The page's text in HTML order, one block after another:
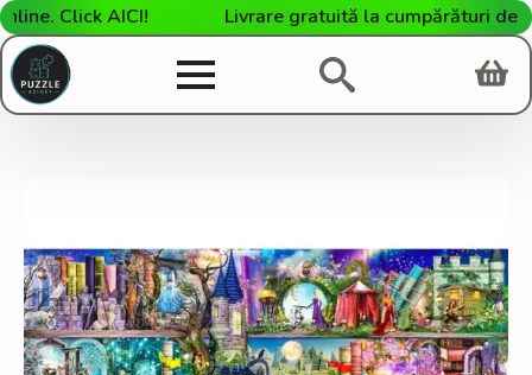
Click AICI! Livrare gratuită la cumpărături de